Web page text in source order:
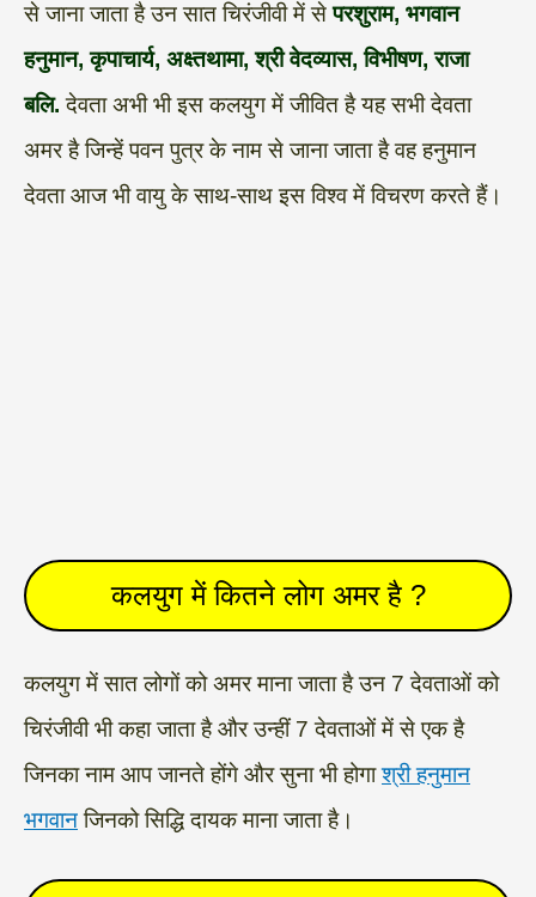
से जाना जाता है उन सात चिरंजीवी में सेपरशुराम, भगवान
हनुमान, कृपाचार्य, अक्ष्तथामा, श्री वेदव्यास, विभीषण, राजा
बलि. देवता अभी भी इस कलयुग में जीवित है यह सभी देवता
अमर है जिन्हें पवन पुत्र के नाम से जाना जाता है वह हनुमान
देवता आज भी वायु के साथ-साथ इस विश्व में विचरण करते हैं।
कलयुग में कितने लोग अमर है ?
कलयुग में सात लोगों को अमर माना जाता है उन 7 देवताओं को
चिरंजीवी भी कहा जाता है और उन्हीं 7 देवताओं में से एक है
जिनका नाम आप जानते होंगे और सुना भी होगाश्री हनुमान
भगवानजिनको सिद्धि दायक माना जाता है।